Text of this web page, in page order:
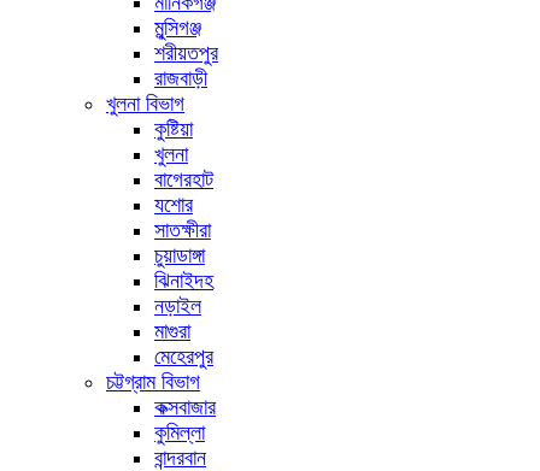
মুন্সিগঞ্জ
শরীয়তপুর
রাজবাড়ী
খুলনা বিভাগ
কুষ্টিয়া
খুলনা
বাগেরহাট
যশোর
সাতক্ষীরা
চুয়াডাঙ্গা
ঝিনাইদহ
নড়াইল
মাগুরা
মেহেরপুর
চট্টগ্রাম বিভাগ
কক্সবাজার
কুমিল্লা
বান্দরবান